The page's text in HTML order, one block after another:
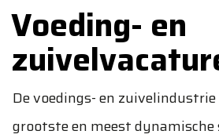
Voeding- en
De voedings- en zuivelindustrie
grootste en meest dynamische